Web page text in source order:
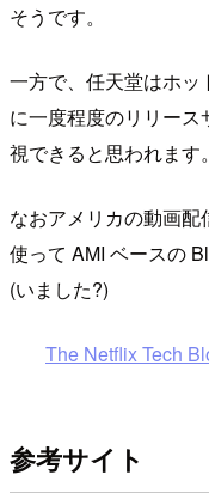
そうです。
一方で、任天堂はホ
に一度程度のリリー
視できると思われます。
なおアメリカの動画配
使って AMI ベースの
(いました?)
The Netflix Tech
参考サイト